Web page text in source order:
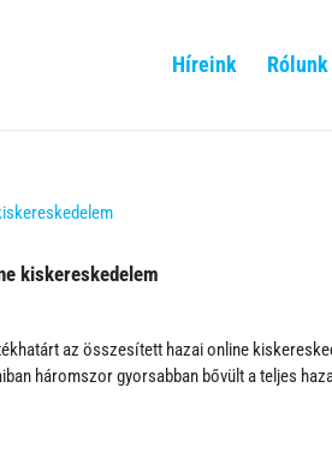
Híreink Rólunk
kiskereskedelem
az összesített hazai online
háromszor gyorsabban bővült a teljes